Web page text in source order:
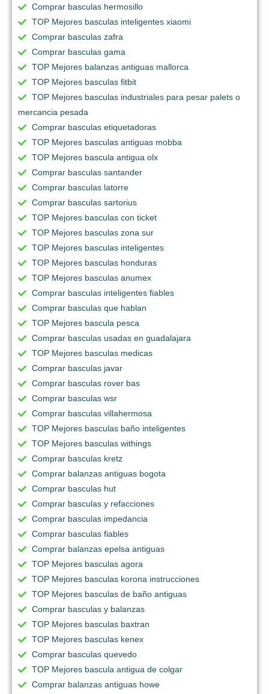
Comprar basculas hermosillo
TOP Mejores basculas inteligentes xiaomi
Comprar basculas zafra
Comprar basculas gama
TOP Mejores balanzas antiguas mallorca
TOP Mejores basculas fitbit
TOP Mejores basculas industriales para pesar palets o
mercancia pesada
Comprar basculas etiquetadoras
TOP Mejores basculas antiguas mobba
TOP Mejores bascula antigua olx
Comprar basculas santander
Comprar basculas latorre
Comprar basculas sartorius
TOP Mejores basculas con ticket
TOP Mejores basculas zona sur
TOP Mejores basculas inteligentes
TOP Mejores basculas honduras
TOP Mejores basculas anumex
Comprar basculas inteligentes fiables
Comprar basculas que hablan
TOP Mejores bascula pesca
Comprar basculas usadas en guadalajara
TOP Mejores basculas medicas
Comprar basculas javar
Comprar basculas rover bas
Comprar basculas wsr
Comprar basculas villahermosa
TOP Mejores basculas baño inteligentes
TOP Mejores basculas withings
Comprar basculas kretz
Comprar balanzas antiguas bogota
Comprar basculas hut
Comprar basculas y refacciones
Comprar basculas impedancia
Comprar basculas fiables
Comprar balanzas epelsa antiguas
TOP Mejores basculas agora
TOP Mejores basculas korona instrucciones
TOP Mejores basculas de baño antiguas
Comprar basculas y balanzas
TOP Mejores basculas baxtran
TOP Mejores basculas kenex
Comprar basculas quevedo
TOP Mejores bascula antigua de colgar
Comprar balanzas antiguas howe